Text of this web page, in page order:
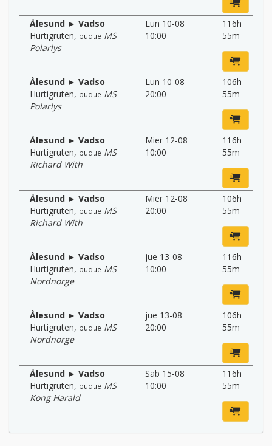
Ålesund ► Vadso
Hurtigruten, buque MS
Polarlys
Lun 10-08
10:00
116h
55m
Ålesund ► Vadso
Hurtigruten, buque MS
Polarlys
Lun 10-08
20:00
106h
55m
Ålesund ► Vadso
Hurtigruten, buque MS
Richard With
Mier 12-08
10:00
116h
55m
Ålesund ► Vadso
Hurtigruten, buque MS
Richard With
Mier 12-08
20:00
106h
55m
Ålesund ► Vadso
Hurtigruten, buque MS
Nordnorge
jue 13-08
10:00
116h
55m
Ålesund ► Vadso
Hurtigruten, buque MS
Nordnorge
jue 13-08
20:00
106h
55m
Ålesund ► Vadso
Hurtigruten, buque MS
Kong Harald
Sab 15-08
10:00
116h
55m